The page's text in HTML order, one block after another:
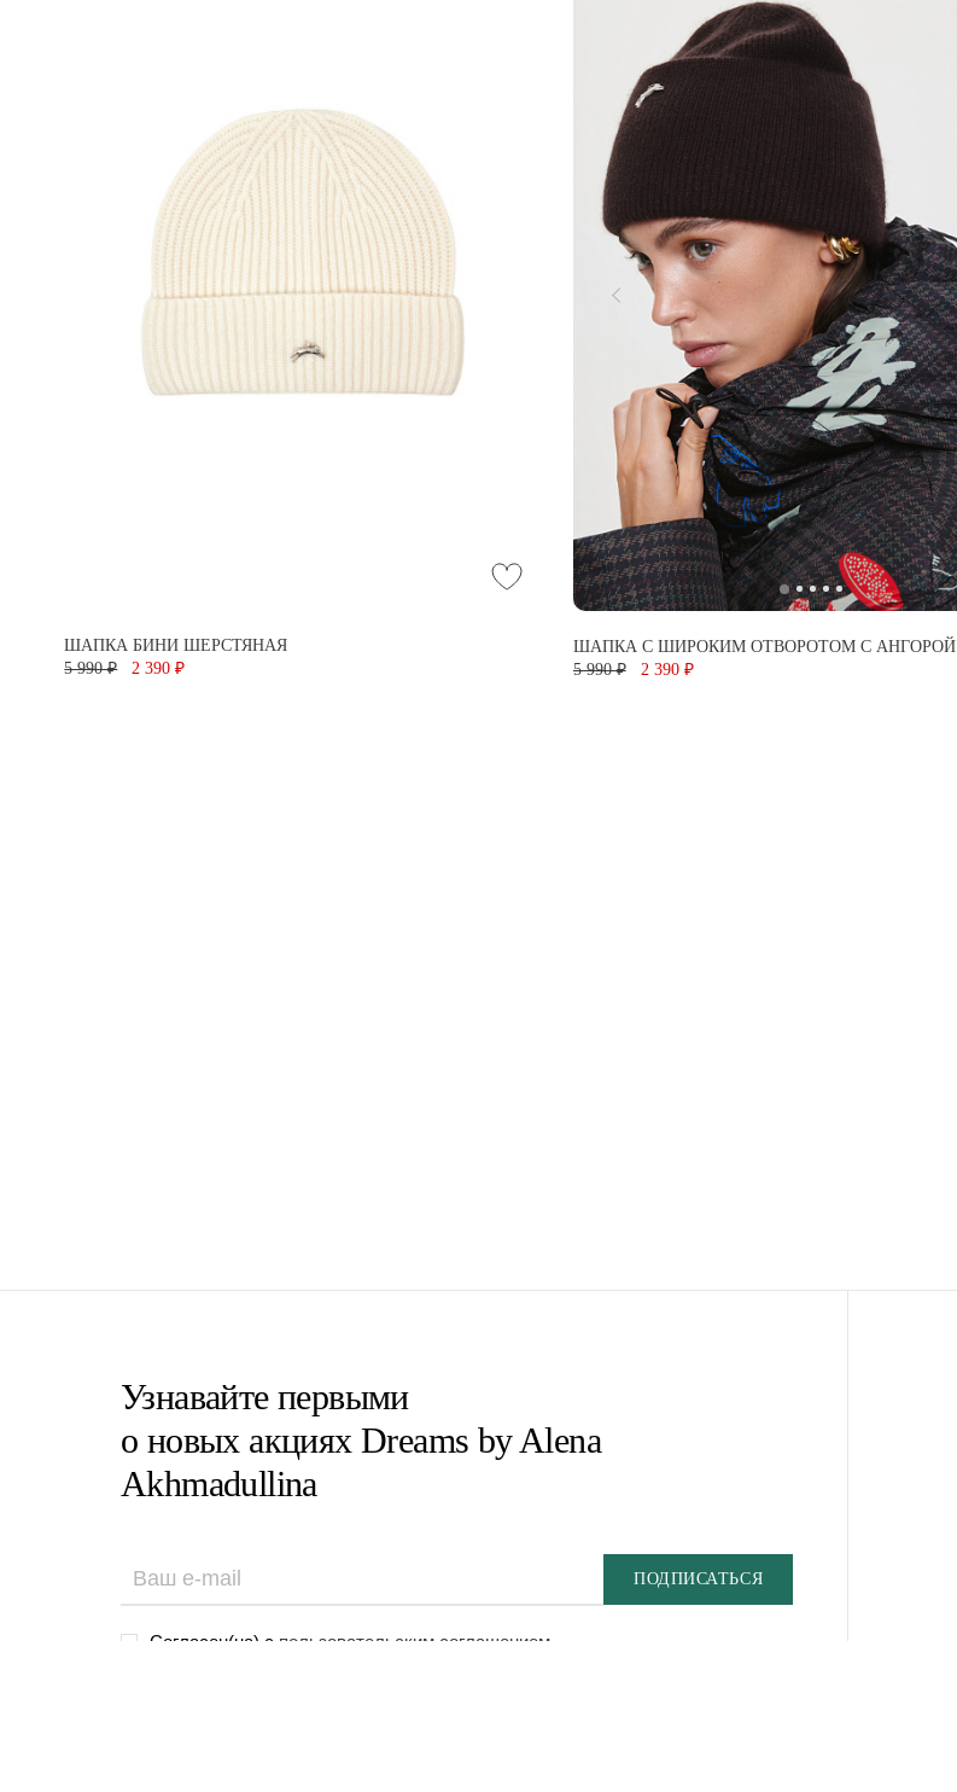
ШАПКА БИНИ ШЕРСТЯНАЯ
5 990 ₽
2 390 ₽
ШАПКА С ШИРОКИМ ОТВОРОТОМ С АНГОРОЙ
5 990 ₽
2 390 ₽
Узнавайте первыми
о новых акциях Dreams by Alena
Akhmadullina
Согласен(на) с пользовательским соглашением